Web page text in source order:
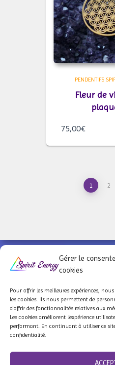
Gérer le
cookies
Pour offrir les meilleures expériences,
les cookies. Ils nous permettent de
d'offrir des fonctionnalités relatives aux
Les cookies améliorent l'expérience
performant. En continuant à utiliser ce
confidentialité.
PENDENTIFS
Fleur de
75,00€
1 2
QUI SOMMES-NOUS ? À
POLITIQUE DE